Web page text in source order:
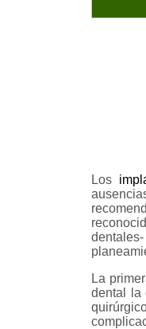
Los
La
dental la